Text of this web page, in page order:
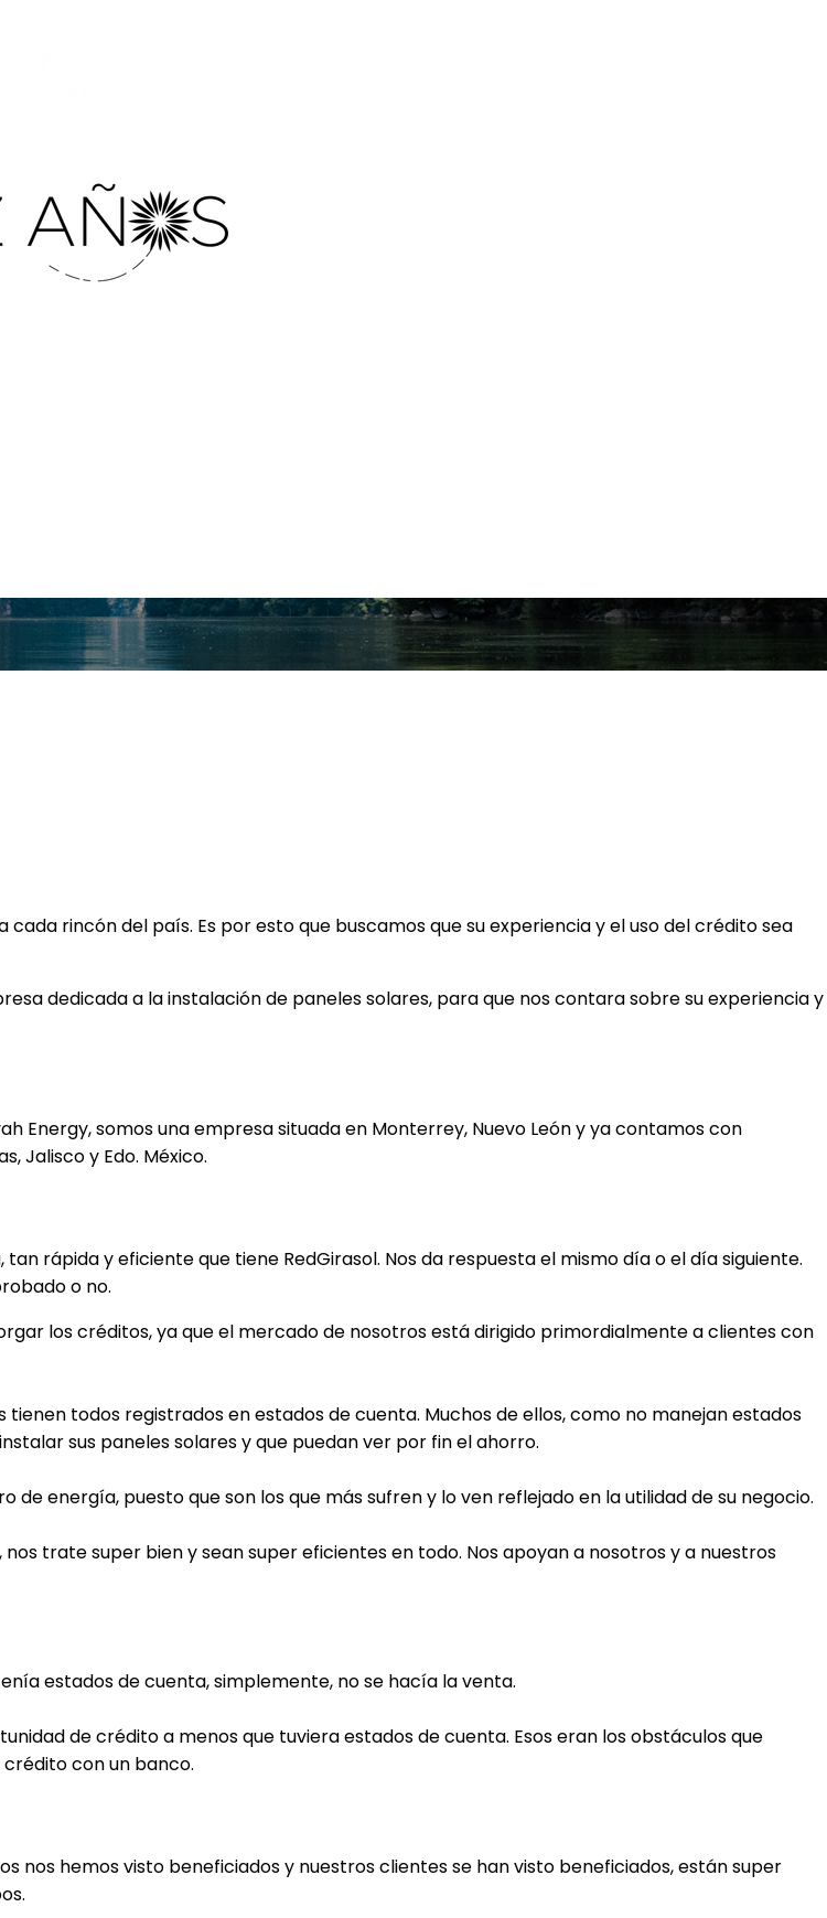
rincón del país. Es por esto que buscamos que su experiencia y el uso del crédito sea
dedicada a la instalación de paneles solares, para que nos contara sobre su experiencia y
Energy, somos una empresa situada en Monterrey, Nuevo León y ya contamos con
Jalisco y Edo. México.
rápida y eficiente que tiene RedGirasol. Nos da respuesta el mismo día o el día siguiente.
o no.
los créditos, ya que el mercado de nosotros está dirigido primordialmente a clientes con
todos registrados en estados de cuenta. Muchos de ellos, como no manejan estados
sus paneles solares y que puedan ver por fin el ahorro.
energía, puesto que son los que más sufren y lo ven reflejado en la utilidad de su negocio.
trate super bien y sean super eficientes en todo. Nos apoyan a nosotros y a nuestros
estados de cuenta, simplemente, no se hacía la venta.
de crédito a menos que tuviera estados de cuenta. Esos eran los obstáculos que
con un banco.
nos hemos visto beneficiados y nuestros clientes se han visto beneficiados, están super